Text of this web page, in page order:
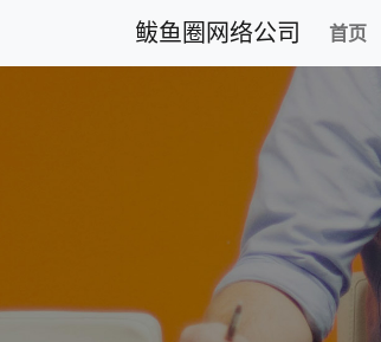
鲅鱼圈网络公司 首页